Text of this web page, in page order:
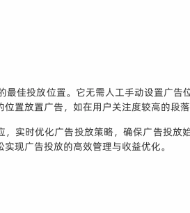
佳投放位置。它无需人工手动设置广
置放置广告，如在用户关注度较高的段落
实时优化广告投放策略，确保广告投
现广告投放的高效管理与收益优化。